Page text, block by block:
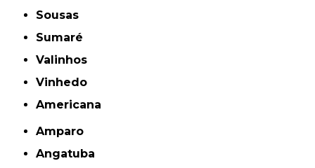
Sousas
Sumaré
Valinhos
Vinhedo
americana
Amparo
Angatuba